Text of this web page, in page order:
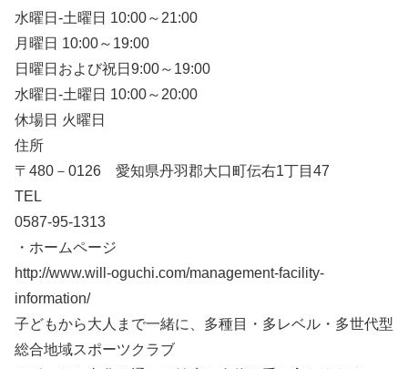
水曜日-土曜日 10:00～21:00
月曜日 10:00～19:00
日曜日および祝日9:00～19:00
水曜日-土曜日 10:00～20:00
休場日 火曜日
住所
〒480－0126 愛知県丹羽郡大口町伝右1丁目47
TEL
0587-95-1313
・ホームページ
http://www.will-oguchi.com/management-facility-
information/
子どもから大人まで一緒に、多種目・多レベル・多世代型
総合地域スポーツクラブ